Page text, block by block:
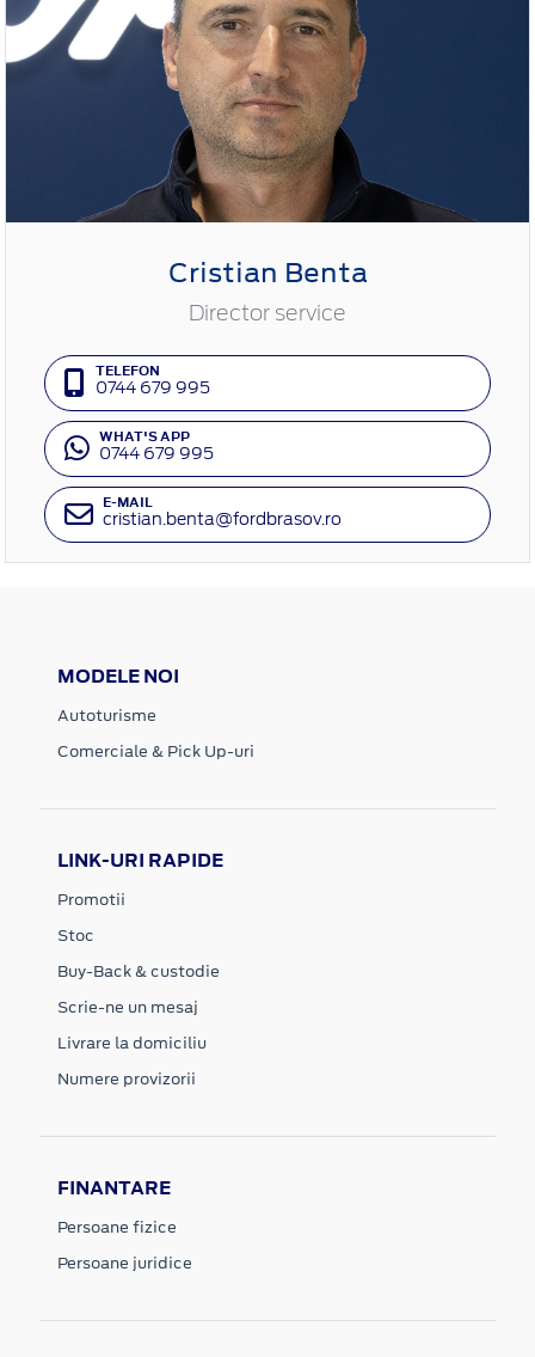
Cristian Benta
Director service
TELEFON
0744 679 995
WHAT'S APP
0744 679 995
E-MAIL
cristian.benta@fordbrasov.ro
MODELE NOI
Autoturisme
Comerciale & Pick Up-uri
LINK-URI RAPIDE
Promotii
Stoc
Buy-Back & custodie
Scrie-ne un mesaj
Livrare la domiciliu
Numere provizorii
FINANTARE
Persoane fizice
Persoane juridice